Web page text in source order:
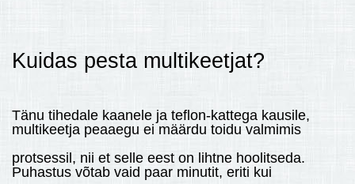
Kuidas pesta multikeetjat?
Tänu tihedale kaanele ja teflon-kattega kausile,
multikeetja peaaegu ei määrdu toidu valmimis
protsessil, nii et selle eest on lihtne hoolitseda.
Puhastus võtab vaid paar minutit, eriti kui